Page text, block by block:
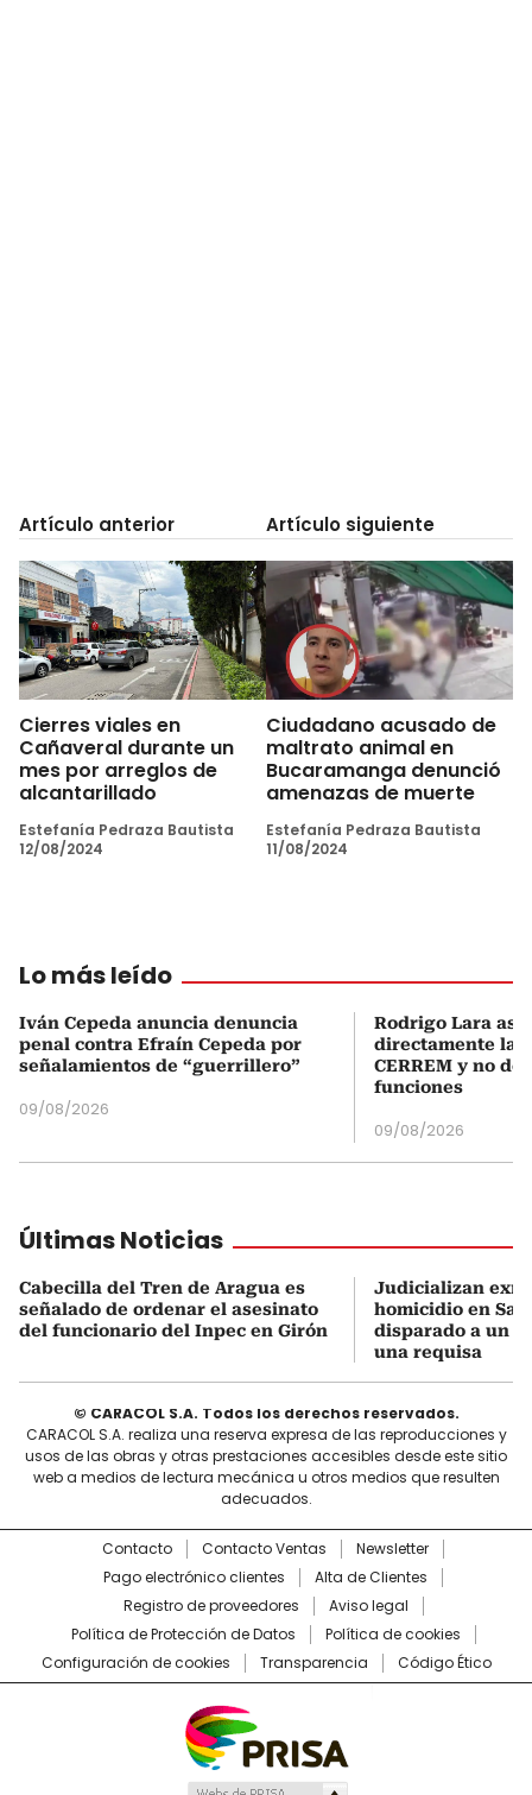
Artículo anterior
Cierres viales en
Cañaveral durante un
mes por arreglos de
alcantarillado
Estefanía Pedraza Bautista
12/08/2024
Artículo siguiente
Ciudadano acusado de
maltrato animal en
Bucaramanga denunció
amenazas de muerte
Estefanía Pedraza Bautista
11/08/2024
Lo más leído
Iván Cepeda anuncia denuncia
penal contra Efraín Cepeda por
señalamientos de “guerrillero”
09/08/2026
Rodrigo Lara
directamente la
CERREM y no
funciones
09/08/2026
Últimas Noticias
Cabecilla del Tren de Aragua es
señalado de ordenar el asesinato
del funcionario del Inpec en Girón
Judicializan
homicidio en
disparado a un
una requisa
© CARACOL S.A. Todos los derechos reservados.
CARACOL S.A. realiza una reserva expresa de las reproducciones y
usos de las obras y otras prestaciones accesibles desde este sitio
web a medios de lectura mecánica u otros medios que resulten
adecuados.
Contacto Contacto Ventas
Newsletter
Pago electrónico clientes
Alta de Clientes
Registro de proveedores
Aviso legal
Política de Protección de Datos
Política de cookies
Configuración de cookies
Transparencia Código Ético